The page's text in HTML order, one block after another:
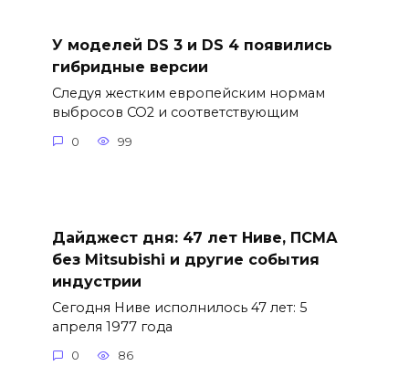
У моделей DS 3 и DS 4 появились
гибридные версии
Следуя жестким европейским нормам
выбросов CO2 и соответствующим
0 99
Дайджест дня: 47 лет Ниве, ПСМА
без Mitsubishi и другие события
индустрии
Сегодня Ниве исполнилось 47 лет: 5
апреля 1977 года
0 86